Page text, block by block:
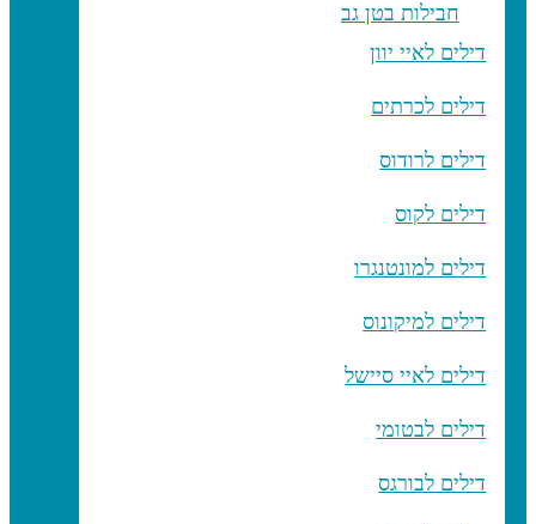
חבילות בטן גב
דילים לאיי יוון
דילים לכרתים
דילים לרודוס
דילים לקוס
דילים למונטנגרו
דילים למיקונוס
דילים לאיי סיישל
דילים לבטומי
דילים לבורגס